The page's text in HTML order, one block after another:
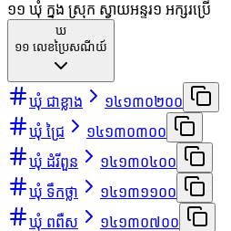
១១ ឃុំ ក្នុង ស្រុក ស្វាយអន្ទរ១ អក្សរប្រើ
ឃ
១១ លេខប្រៃសណីយ៍
ឃុំ ជាខ្លាង
១៤១៣០២០០
ឃុំ ជ្រៃ
១៤១៣០៣០០
ឃុំ ដំរីពួន
១៤១៣០៤០០
ឃុំ ទឹកថ្លា
១៤១៣១១០០
ឃុំ ពពឺស
១៤១៣០៧០០